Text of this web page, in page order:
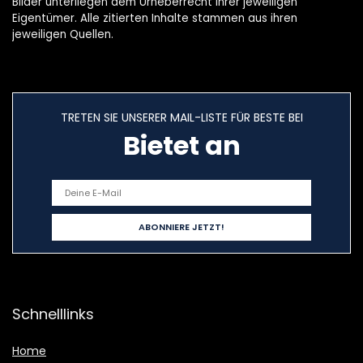
Eigentümer. Alle zitierten Inhalte stammen aus ihren
jeweiligen Quellen.
TRETEN SIE UNSERER MAIL-LISTE FÜR BESTE BEI
Bietet an
Schnelllinks
Home